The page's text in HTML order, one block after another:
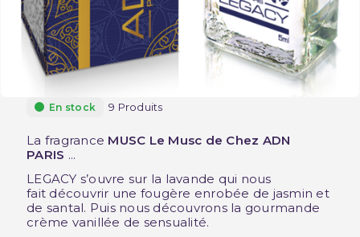
En stock 9 Produits
La fragrance MUSC Le Musc de Chez ADN
PARIS ...
LEGACY s’ouvre sur la lavande qui nous
fait découvrir une fougère enrobée de jasmin et
de santal. Puis nous découvrons la gourmande
crème vanillée de sensualité.